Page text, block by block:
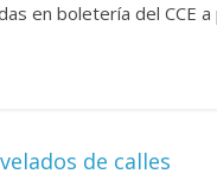
en boletería del CCE
de calles